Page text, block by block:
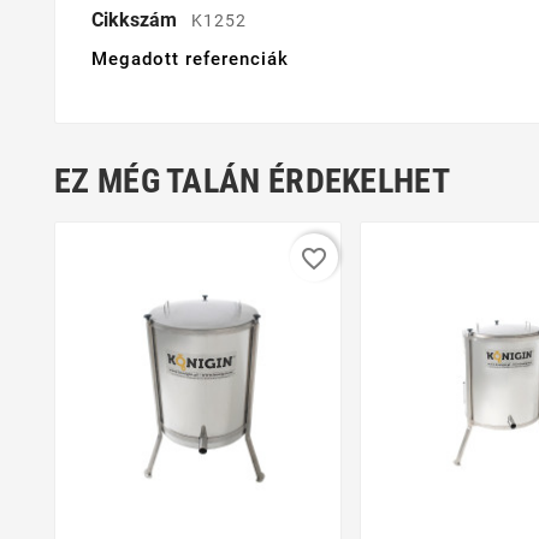
Cikkszám K1252
Megadott referenciák
EZ MÉG TALÁN ÉRDEKELHET
favorite_border